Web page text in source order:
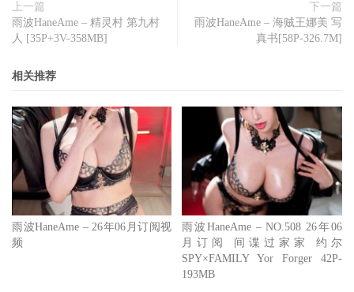
上一篇
雨波HaneAme – 精灵村 第九村
人 [35P+3V-358MB]
下一篇
雨波HaneAme – 海贼王娜美 写
真书[58P-326.7M]
相关推荐
雨波HaneAme – 26年06月订阅视
频
雨波HaneAme – NO.508 26年06
月订阅 间谍过家家 约尔
SPY×FAMILY Yor Forger 42P-
193MB